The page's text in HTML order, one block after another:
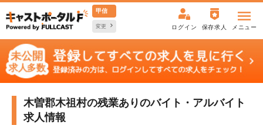
甲信
変更 ログイン 保存求人 メニュー
木曽郡木祖村の残業ありのバイト・アルバイト
求人情報